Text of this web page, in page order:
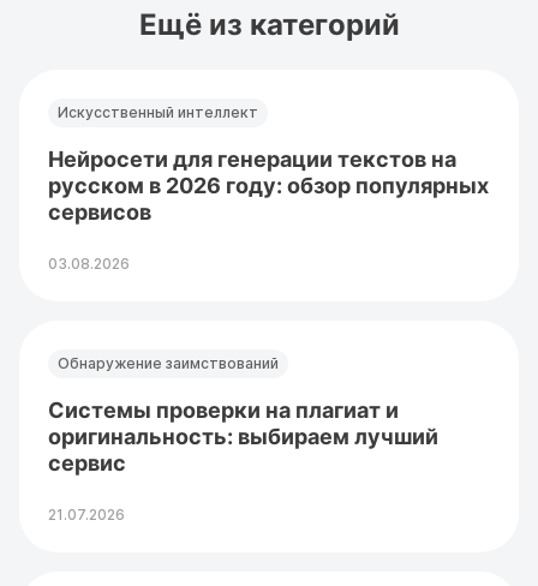
Ещё из категорий
Искусственный интеллект
Нейросети для генерации текстов на
русском в 2026 году: обзор популярных
сервисов
03.08.2026
Обнаружение заимствований
Системы проверки на плагиат и
оригинальность: выбираем лучший
сервис
21.07.2026